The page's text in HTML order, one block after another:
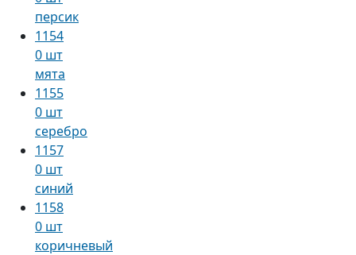
персик
1154
0 шт
мята
1155
0 шт
серебро
1157
0 шт
синий
1158
0 шт
коричневый